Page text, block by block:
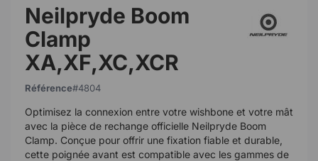
Neilpryde Boom
Clamp
XA,XF,XC,XCR
Référence 4804
Optimisez la connexion entre votre wishbone et votre mât
avec la pièce de rechange officielle Neilpryde Boom
Clamp. Conçue pour offrir une fixation fiable et durable,
cette poignée avant est compatible avec les gammes de